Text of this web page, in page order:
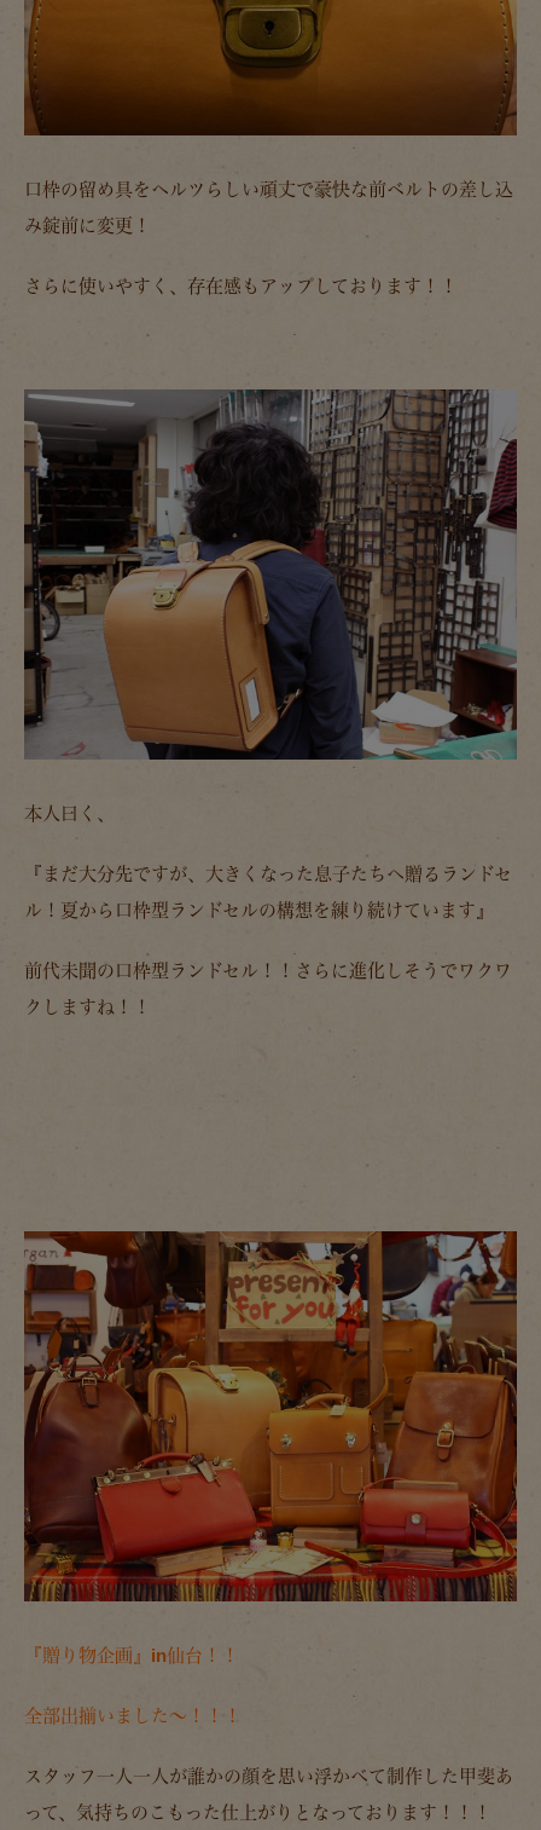
口枠の留め具をヘルツらしい頑丈で豪快な前ベルトの差し込
み錠前に変更！
さらに使いやすく、存在感もアップしております！！
本人曰く、
『まだ大分先ですが、大きくなった息子たちへ贈るランドセ
ル！夏から口枠型ランドセルの構想を練り続けています』
前代未聞の口枠型ランドセル！！さらに進化しそうでワクワ
クしますね！！
『贈り物企画』in仙台！！
全部出揃いました～！！！
スタッフ一人一人が誰かの顔を思い浮かべて制作した甲斐あ
って、気持ちのこもった仕上がりとなっております！！！